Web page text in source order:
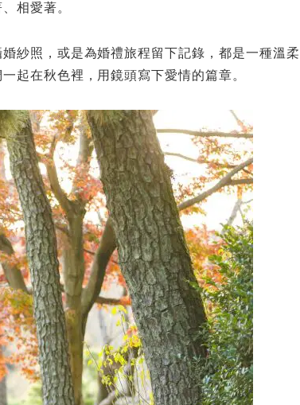
相愛著。
紗照，或是為婚禮旅程留下記錄，都是一種溫柔
起在秋色裡，用鏡頭寫下愛情的篇章。